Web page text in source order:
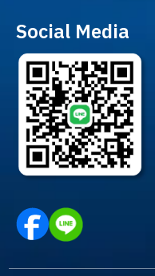
Social Media